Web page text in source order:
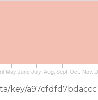
la
la
puede
May JuneJuly Aug. Sept. Oct. Nov.
key/